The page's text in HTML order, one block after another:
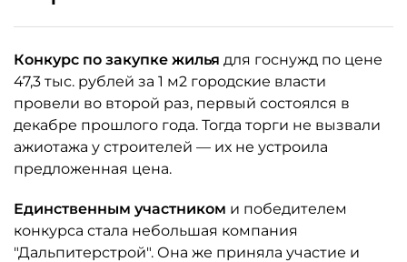
Конкурс по закупке жилья для госнужд по цене
47,3 тыс. рублей за 1 м2 городские власти
провели во второй раз, первый состоялся в
декабре прошлого года. Тогда торги не вызвали
ажиотажа у строителей — их не устроила
предложенная цена.
Единственным участником и победителем
конкурса стала небольшая компания
"Дальпитерстрой". Она же приняла участие и